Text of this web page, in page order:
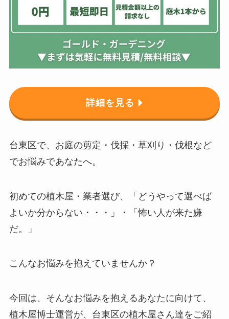
詳細を見る
台東区で、お庭の剪定・伐採・草刈り・伐根など
でお悩みであなたへ。
初めての植木屋・業者選び、「どうやって選べば
よいか分からない・・・」・「怖い人が来た嫌
だ。」
こんなお悩みを抱えていませんか？
今回は、そんなお悩みを抱えるあなたに向けて、
植木屋博士運営が、台東区の植木屋さん達をご紹